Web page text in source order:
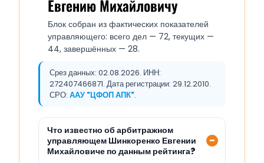
Евгению Михайловичу
Блок собран из фактических показателей
управляющего: всего дел — 72, текущих —
44, завершённых — 28.
Срез данных: 02.08.2026. ИНН:
272407466871. Дата регистрации: 29.12.2010.
СРО: ААУ "ЦФОП АПК".
Что известно об арбитражном
управляющем Шинкоренко Евгении
Михайловиче по данным рейтинга?